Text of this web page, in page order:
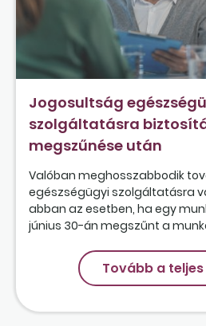
Jogosultság
szolgáltatásra
megszűnése után
Valóban meghosszabbodik
egészségügyi szolgáltatásra
abban az esetben, ha egy
június 30-án megszűnt a
Tovább a